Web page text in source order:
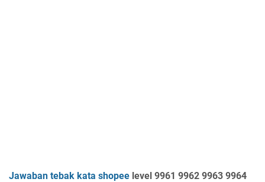
Jawaban tebak kata shopee level 9961 9962 9963 9964